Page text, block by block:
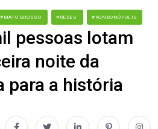
#MATO GROSSO #REDES #RONDONÓPOLIS
pessoas lotam
noite da
para a história